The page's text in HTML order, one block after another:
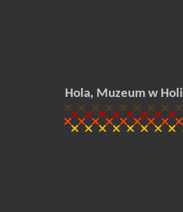
Hola, Muzeum w Holi